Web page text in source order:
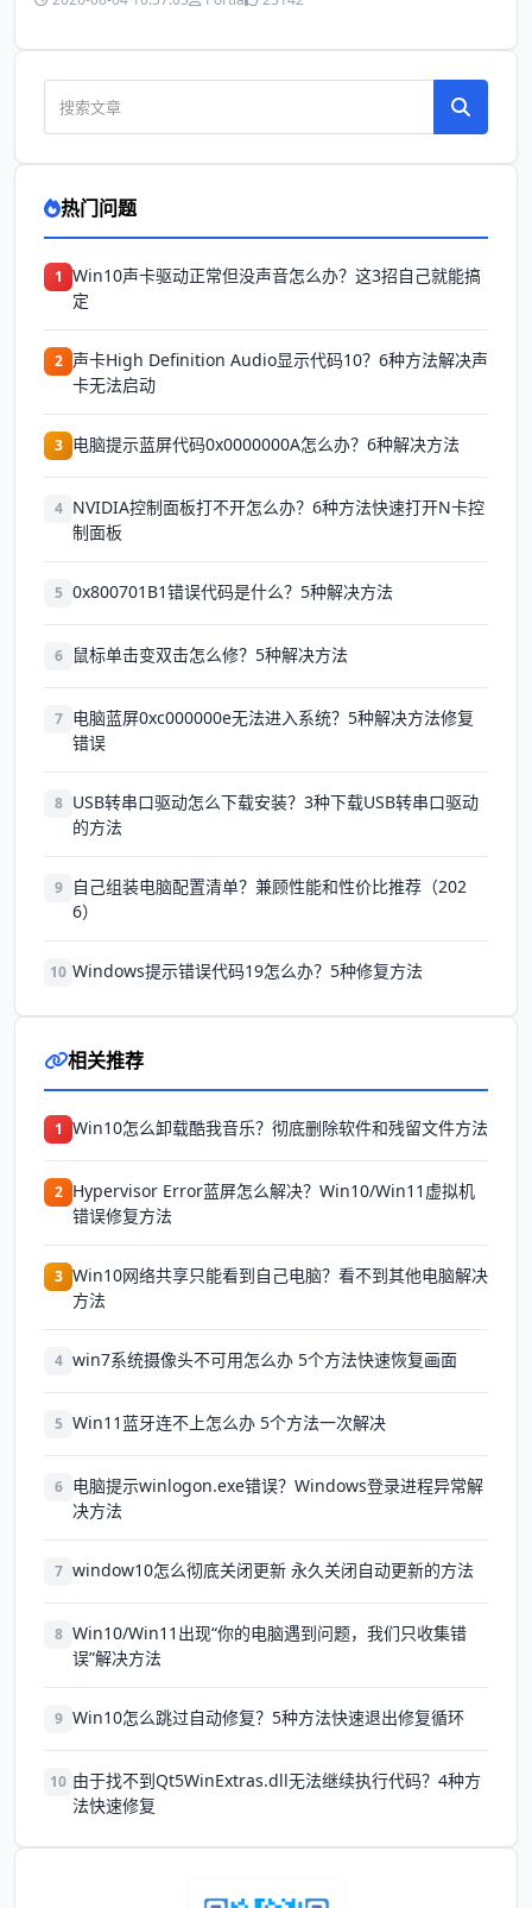
热门问题
1 Win10声卡驱动正常但没声音怎么办？这3招自己就能搞
定
2 声卡High Definition Audio显示代码10？6种方法解决声
卡无法启动
3 电脑提示蓝屏代码0x0000000A怎么办？6种解决方法
4 NVIDIA控制面板打不开怎么办？6种方法快速打开N卡控
制面板
5 0x800701B1错误代码是什么？5种解决方法
6 鼠标单击变双击怎么修？5种解决方法
7 电脑蓝屏0xc000000e无法进入系统？5种解决方法修复
错误
8 USB转串口驱动怎么下载安装？3种下载USB转串口驱动
的方法
9
自己组装电脑配置清单？兼顾性能和性价比推荐（202
6）
10 Windows提示错误代码19怎么办？5种修复方法
相关推荐
1 Win10怎么卸载酷我音乐？彻底删除软件和残留文件方法
2 Hypervisor Error蓝屏怎么解决？Win10/Win11虚拟机
错误修复方法
3 Win10网络共享只能看到自己电脑？看不到其他电脑解决
方法
4 win7系统摄像头不可用怎么办 5个方法快速恢复画面
5 Win11蓝牙连不上怎么办 5个方法一次解决
6 电脑提示winlogon.exe错误？Windows登录进程异常解
决方法
7 window10怎么彻底关闭更新 永久关闭自动更新的方法
8 Win10/Win11出现“你的电脑遇到问题，我们只收集错
误”解决方法
9 Win10怎么跳过自动修复？5种方法快速退出修复循环
10 由于找不到Qt5WinExtras.dll无法继续执行代码？4种方
法快速修复